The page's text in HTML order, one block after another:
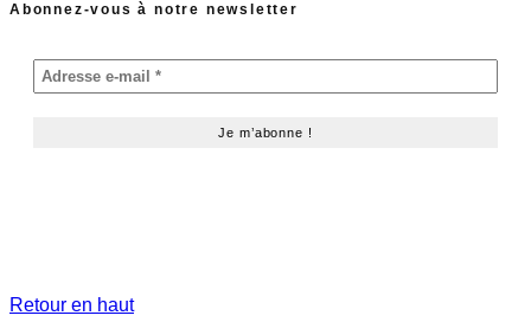
Abonnez-vous à notre newsletter
Retour en haut